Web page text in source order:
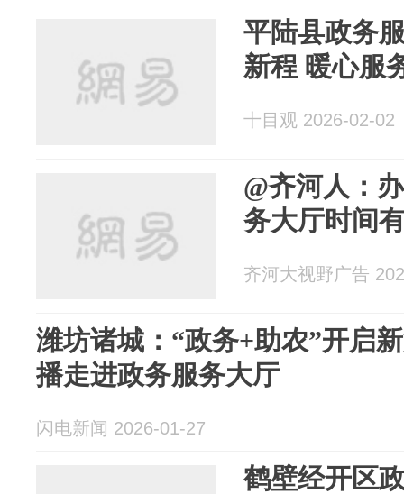
平陆县政务
新程 暖心
十目观 2026-02-02
@齐河人：
务大厅时间
齐河大视野广告
潍坊诸城：“政务+助农”开启
播走进政务服务大厅
闪电新闻 2026-01-27
鹤壁经开区